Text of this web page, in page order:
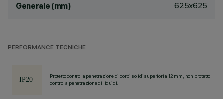
Generale (mm) 625x625
PERFORMANCE TECNICHE
Protetto contro la penetrazione di corpi solidi superiori a 12 mm, non protetto
contro la penetrazione di liquidi.